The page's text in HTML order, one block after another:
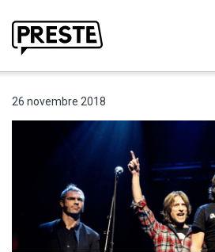
26 novembre 2018